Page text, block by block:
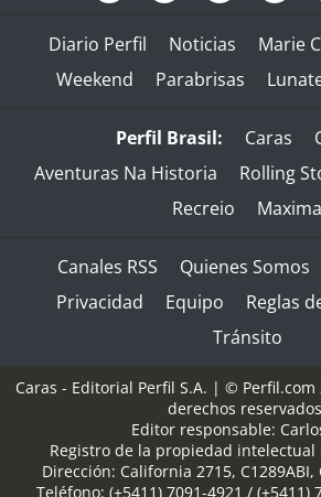
Diario Perfil Noticias Marie
Weekend
Parabrisas
Perfil Brasil: Caras
Aventuras Na Historia
Rolling
Recreio
Maxima
Canales RSS Quienes Somos
Privacidad
Equipo
Reglas
Tránsito
Caras - Editorial Perfil S.A. | © Perfil.com
derechos
Editor responsable:
Registro de la propiedad intelectual
Dirección: California 2715, C1289ABI,
Teléfono: (+5411) 7091-4921 / (+5411)